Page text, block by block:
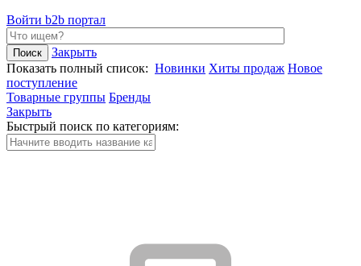
Войти b2b портал
Закрыть
Показать полный список: Новинки Хиты продаж Новое
поступление
Товарные группы Бренды
Закрыть
Быстрый поиск по категориям: